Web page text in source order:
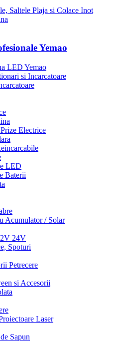
Saltele Plaja si Colace Inot
LED Yemao
si Incarcatoare
Electrice
LED
Baterii
Acumulator / Solar
24V
Spoturi
Petrecere
si Accesorii
Laser